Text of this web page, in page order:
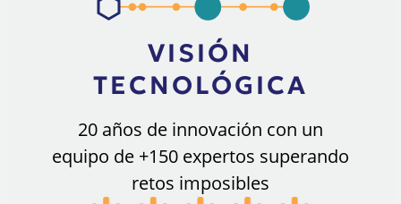
VISIÓN
TECNOLÓGICA
20 años de innovación con un
equipo de +150 expertos superando
retos imposibles